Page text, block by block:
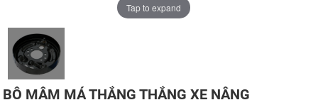
Tap to expand
BỘ MÂM MÁ THẮNG THẮNG XE NÂNG